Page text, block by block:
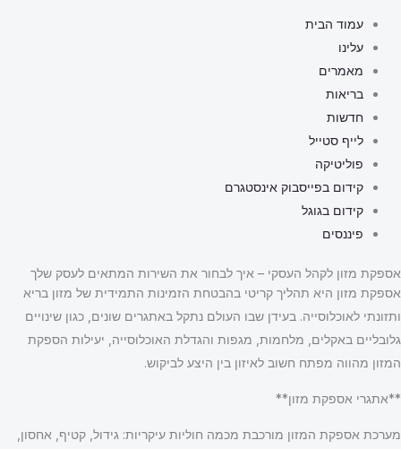
עמוד הבית
עלינו
מאמרים
בריאות
חדשות
לייף סטייל
פוליטיקה
קידום בפייסבוק אינסטגרם
קידום בגוגל
פיננסים
אספקת מזון לקהל העסקי – איך לבחור את השירות המתאים לעסק שלך
אספקת מזון היא תהליך קריטי בהבטחת הזמינות התמידית של מזון בריא
ותזונתי לאוכלוסייה. בעידן שבו העולם נתקל באתגרים שונים, כגון שינויים
גלובליים באקלים, מלחמות, מגפות והגדלת האוכלוסייה, יעילות הספקת
המזון מהווה מפתח חשוב לאיזון בין היצע לביקוש.
**אתגרי אספקת מזון**
מערכת אספקת המזון מורכבת מכמה חוליות עיקריות: גידול, קטיף, אחסון,